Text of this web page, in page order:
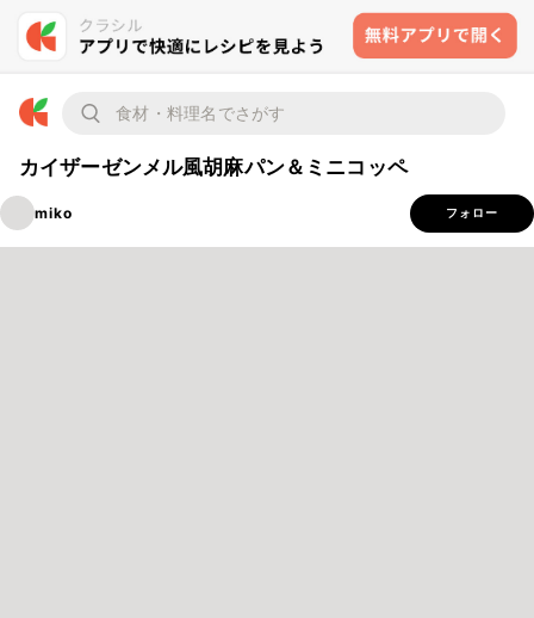
カイザーゼンメル風胡麻パン＆ミニコッペ
miko フォロー